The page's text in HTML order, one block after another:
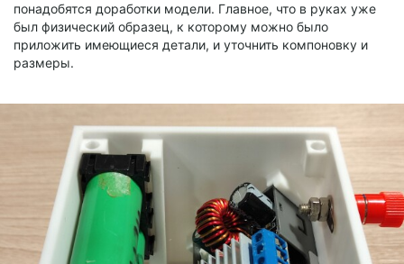
понадобятся доработки модели. Главное, что в руках уже
был физический образец, к которому можно было
приложить имеющиеся детали, и уточнить компоновку и
размеры.